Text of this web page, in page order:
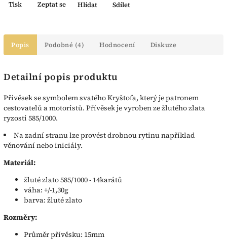
Tisk Zeptat se Hlídat Sdílet
Popis Podobné (4) Hodnocení Diskuze
Detailní popis produktu
Přívěsek se symbolem svatého Kryštofa, který je patronem
cestovatelů a motoristů. Přívěsek je vyroben ze žlutého zlata
ryzosti 585/1000.
Na zadní stranu lze provést drobnou rytinu například
věnování nebo iniciály.
Materiál:
žluté zlato 585/1000 - 14karátů
váha: +/-1,30g
barva: žluté zlato
Rozměry:
Průměr přívěsku: 15mm